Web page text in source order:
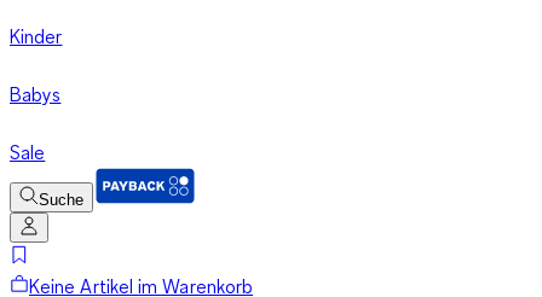
Kinder
Babys
Sale
Suche
Keine Artikel im Warenkorb